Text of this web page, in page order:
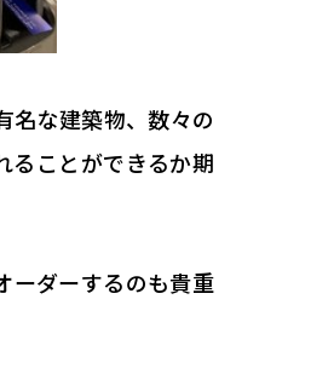
名な建築物、数々の
ることができるか期
ーダーするのも貴重